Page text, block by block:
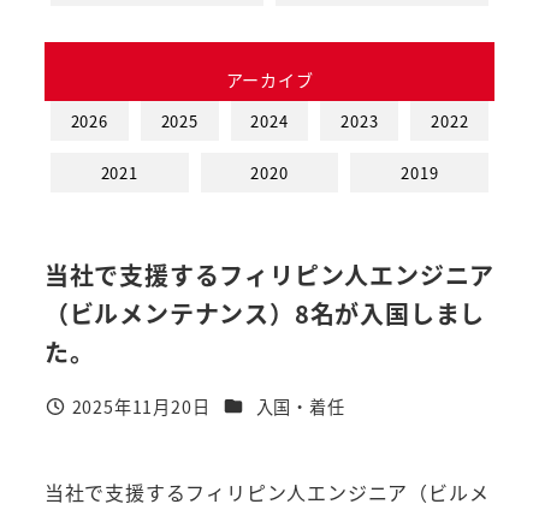
アーカイブ
2026 2025 2024 2023 2022
2021 2020 2019
当社で支援するフィリピン人エンジニア
（ビルメンテナンス）8名が入国しまし
た。
投稿日
2025年11月20日 カテゴリー
入国・着任
当社で支援するフィリピン人エンジニア（ビルメ